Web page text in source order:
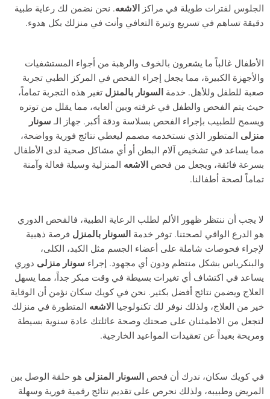
الجلوس لفترات طويلة في مراكز
الاشعه. نحن نضمن لك رعاية طبية
دقيقة تساهم في تسريع وتيرة التعافي وأنت في منزلك بكل هدوء.
الأطفال غالباً ما يشعرون بالخوف والرهبة من أجواء المستشفيات
والأجهزة الكبيرة، مما يجعل إجراء الفحص في المركز الطبي تجربة
صعبة للطفل وللأهل. خدمة السونار بالمنزل تغير هذه التجربة تماماً،
حيث يتم الفحص والطفل في غرفته وبين ألعابه، مما يقلل من توتره
ويسمح للطبيب بإجراء الفحص بسلاسة ودقة أكبر. جهاز الـ سونار
منزلى المتطور الذي نستخدمه مصمم ليعطي نتائج فورية وواضحة،
مما يساعد في تشخيص آلام البطن أو أي مشاكل صحية لدى الأطفال
بسرعة فائقة، ويجعل من فحص الاشعه المنزلية وسيلة فعالة وآمنة
تماماً لصحة أطفالنا.
لا يجب أن ننتظر ظهور الألم لطلب الرعاية الطبية، فالفحص الدوري
هو الدرع الواقي لصحتنا. توفر خدمة السونار بالمنزل فرصة ذهبية
لإجراء فحوصات شاملة على أعضاء الجسم مثل الكبد، الكلى،
والبنكرياس بشكل منتظم ودون أي مجهود. إجراء سونار منزلى دوري
يساعد في اكتشاف أي تغيرات بسيطة في وقت مبكر جداً، مما يسهل
العلاج ويضمن نتائج أفضل بكثير. نحن في كويك سكان نؤمن أن الوقاية
خير من العلاج، ولذلك نوفر لك تكنولوجيا الاشعه المتطورة في منزلك
لتجعل من الاطمئنان على صحتك وصحة عائلتك عادة سنوية بسيطة
ومريحة بعيداً عن تعقيدات المواعيد الخارجية.
في كويك سكان، ندرك أن فحص السونار المنزلى هو حلقة الوصل بين
المريض وطبيبه، ولذلك نحرص على تقديم نتائج رقمية فورية وسهلة